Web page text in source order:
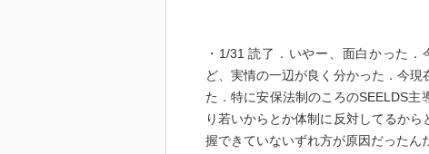
・1/31 読了．いやー、面白かった
ど、実情の一辺が良く分かった．今
た．特に安保法制のころのSEELDS
り若いからとか体制に反対してるか
握できていないずれ方が原因だったん